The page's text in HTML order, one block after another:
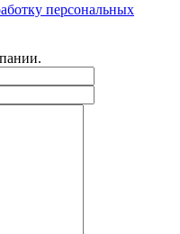
персональных